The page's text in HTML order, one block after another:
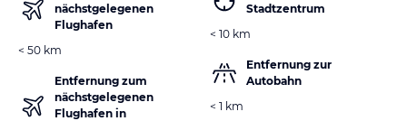
nächstgelegenen
Flughafen
< 50 km
Entfernung zum
nächstgelegenen
Flughafen in
Stadtzentrum
< 10 km
Entfernung zur
Autobahn
< 1 km